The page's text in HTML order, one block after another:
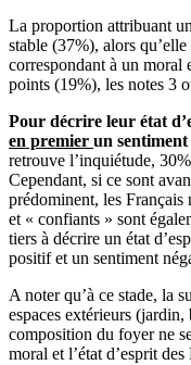
La proportion attribuant
stable (37%), alors
correspondant à un moral
points (19%), les notes 3
Pour décrire leur état
en premier un
retrouve l’inquiétude,
Cependant, si ce sont
prédominent, les Français
et « confiants » sont
tiers à décrire un état
positif et un sentiment
A noter qu’à ce stade, la
espaces extérieurs
composition du foyer ne
moral et l’état d’esprit